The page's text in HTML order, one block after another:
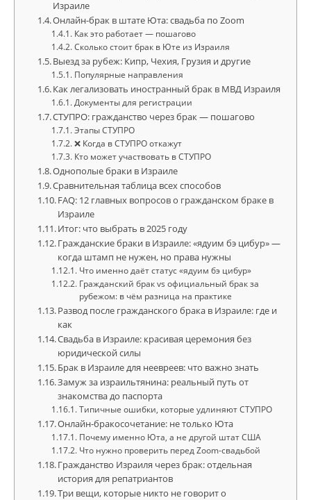
Израиле
Онлайн-брак в штате Юта: свадьба по Zoom
Как это работает — пошагово
Сколько стоит брак в Юте из Израиля
Выезд за рубеж: Кипр, Чехия, Грузия и другие
Популярные направления
Как легализовать иностранный брак в МВД Израиля
Документы для регистрации
СТУПРО: гражданство через брак — пошагово
Этапы СТУПРО
❌ Когда в СТУПРО откажут
Кто может участвовать в СТУПРО
Однополые браки в Израиле
Сравнительная таблица всех способов
FAQ: 12 главных вопросов о гражданском браке в
Израиле
Итог: что выбрать в 2025 году
Гражданские браки в Израиле: «ядуим бэ цибур» —
когда штамп не нужен, но права нужны
Что именно даёт статус «ядуим бэ цибур»
Гражданский брак vs официальный брак за
рубежом: в чём разница на практике
Развод после гражданского брака в Израиле: где и
как
Свадьба в Израиле: красивая церемония без
юридической силы
Брак в Израиле для неевреев: что важно знать
Замуж за израильтянина: реальный путь от
знакомства до паспорта
Типичные ошибки, которые удлиняют СТУПРО
Онлайн-бракосочетание: не только Юта
Почему именно Юта, а не другой штат США
Что нужно проверить перед Zoom-свадьбой
Гражданство Израиля через брак: отдельная
история для репатриантов
Три вещи, которые никто не говорит о